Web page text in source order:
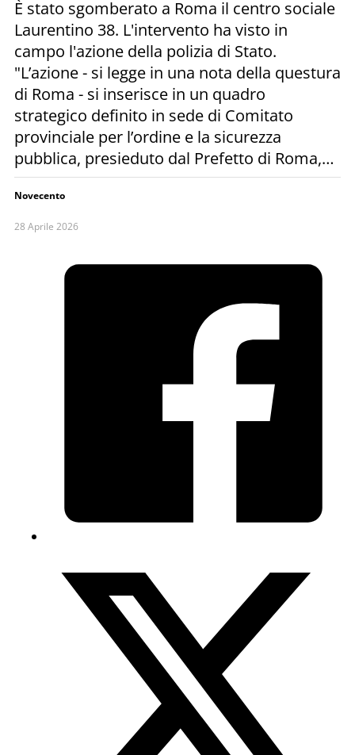
È stato sgomberato a Roma il centro sociale
Laurentino 38. L'intervento ha visto in
campo l'azione della polizia di Stato.
"L’azione - si legge in una nota della questura
di Roma - si inserisce in un quadro
strategico definito in sede di Comitato
provinciale per l’ordine e la sicurezza
pubblica, presieduto dal Prefetto di Roma,…
Novecento
28 Aprile 2026